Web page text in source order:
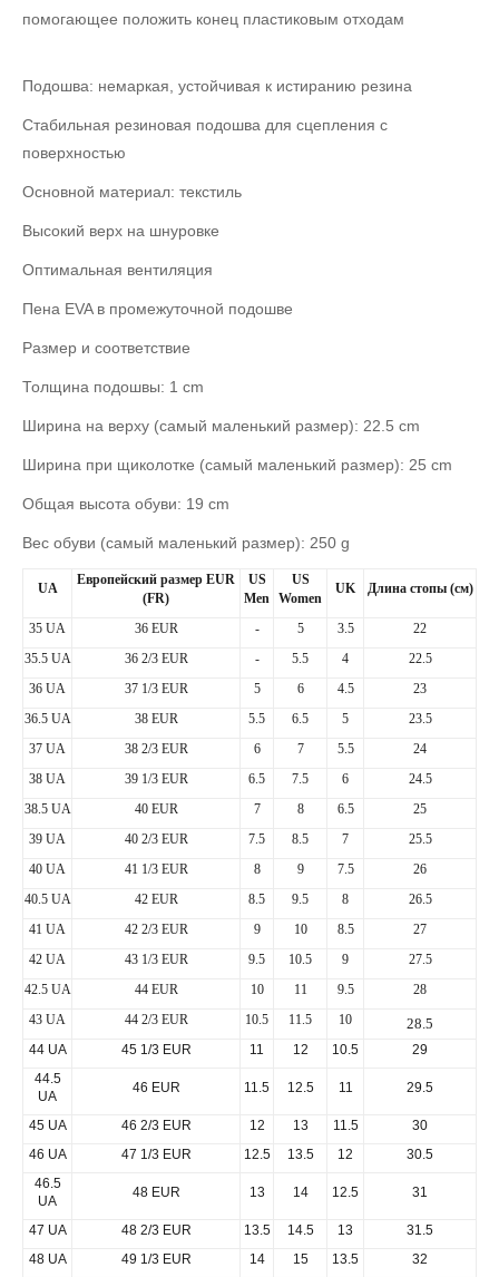
помогающее положить конец пластиковым отходам
Подошва: немаркая, устойчивая к истиранию резина
Стабильная резиновая подошва для сцепления с
поверхностью
Основной материал: текстиль
Высокий верх на шнуровке
Оптимальная вентиляция
Пена EVA в промежуточной подошве
Размер и соответствие
Толщина подошвы: 1 cm
Ширина на верху (самый маленький размер): 22.5 cm
Ширина при щиколотке (самый маленький размер): 25 cm
Общая высота обуви: 19 cm
Вес обуви (самый маленький размер): 250 g
UA
Европейский размер EUR
(FR)
US
Men
US
Women
UK Длина стопы(см)
35 UA 36 EUR - 5 3.5
22
35.5 UA
36 2/3 EUR - 5.5 4
22.5
36 UA
37 1/3 EUR 5 6 4.5
23
36.5 UA
38 EUR 5.5 6.5 5
23.5
37 UA
38 2/3 EUR 6 7 5.5
24
38 UA
39 1/3 EUR 6.5 7.5 6
24.5
38.5 UA
40 EUR 7 8 6.5
25
39 UA
40 2/3 EUR 7.5 8.5 7
25.5
40 UA
41 1/3 EUR 8 9 7.5
26
40.5 UA
42 EUR 8.5 9.5 8
26.5
41 UA
42 2/3 EUR 9 10 8.5
27
42 UA
43 1/3 EUR 9.5 10.5 9
27.5
42.5 UA
44 EUR 10 11 9.5
28
43 UA
44 2/3 EUR 10.5 11.5 10 28.5
44 UA 45 1/3 EUR 11 12 10.5
29
44.5
UA
46 EUR 11.5 12.5 11 29.5
45 UA 46 2/3 EUR 12 13 11.5
30
46 UA
47 1/3 EUR 12.5 13.5 12
30.5
46.5
UA
48 EUR 13 14 12.5 31
47 UA 48 2/3 EUR 13.5 14.5 13
31.5
48 UA
49 1/3 EUR 14 15 13.5 32